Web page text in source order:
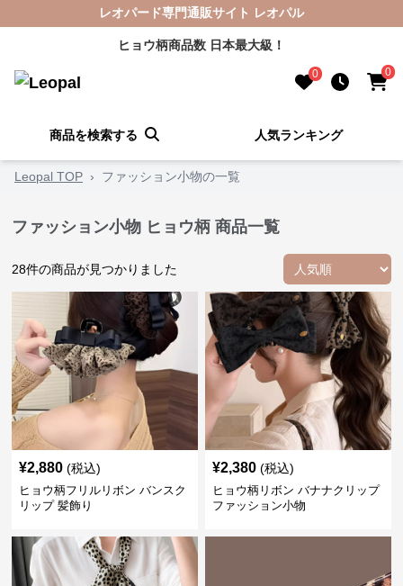
レオパード専門通販サイト レオパル
ヒョウ柄商品数 日本最大級！
0 0
商品を検索する 人気ランキング
Leopal TOP › ファッション小物の一覧
ファッション小物 ヒョウ柄 商品一覧
28件の商品が見つかりました
¥2,880 (税込)
ヒョウ柄フリルリボン バンスク
リップ 髪飾り
¥2,380 (税込)
ヒョウ柄リボン バナナクリップ
ファッション小物